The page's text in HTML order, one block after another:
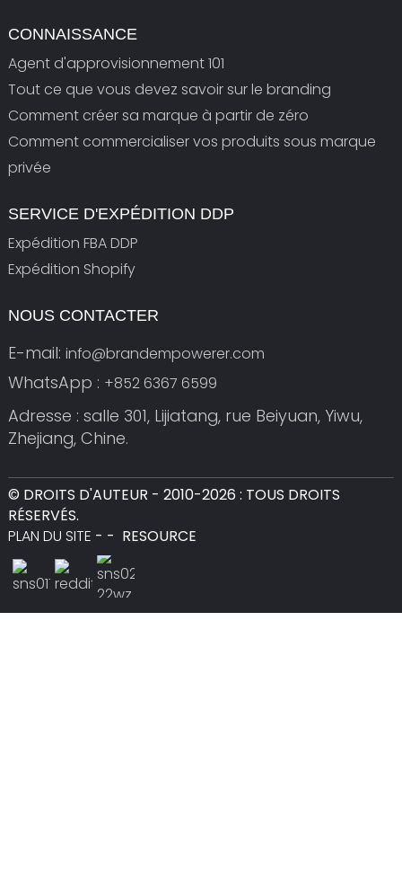
CONNAISSANCE
Agent d'approvisionnement 101
Tout ce que vous devez savoir sur le branding
Comment créer sa marque à partir de zéro
Comment commercialiser vos produits sous marque
privée
SERVICE D'EXPÉDITION DDP
Expédition FBA DDP
Expédition Shopify
NOUS CONTACTER
E-mail: info@brandempowerer.com
WhatsApp : +852 6367 6599
Adresse : salle 301, Lijiatang, rue Beiyuan, Yiwu,
Zhejiang, Chine.
© DROITS D'AUTEUR - 2010-2026 : TOUS DROITS
RÉSERVÉS.
PLAN DU SITE - - RESOURCE